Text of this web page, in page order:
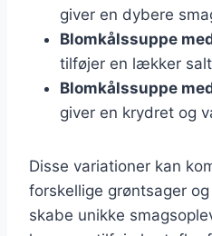
giver en dybere
Blomkålssuppe
tilføjer en lækker
Blomkålssuppe
giver en krydret og
Disse variationer kan
forskellige grøntsager
skabe unikke